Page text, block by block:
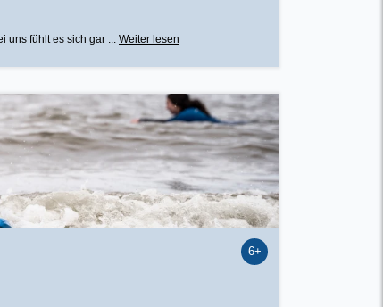
uns fühlt es sich gar ... Weiter lesen
6+